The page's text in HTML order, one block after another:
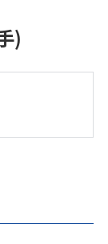
)